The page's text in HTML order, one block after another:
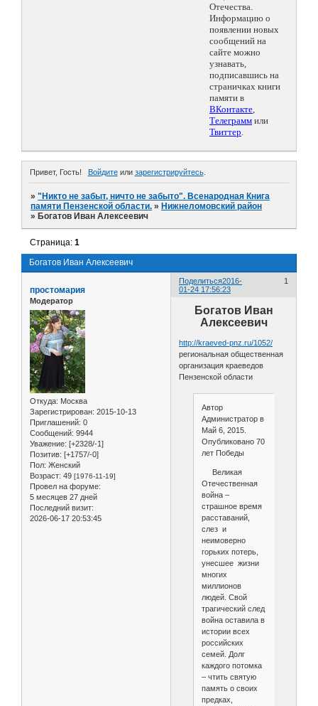
Отечества.
Информацию о
появлении новых
сообщений на
сайте можно
узнавать,
подписавшись на
страничках книги
памяти в
ВКонтакте,
Телеграмм или
Твиттер.
Привет, Гость! Войдитеили зарегистрируйтесь.
»"Никто не забыт, ничто не забыто". Всенародная Книга
памяти Пензенской области. » Нижнеломовский район
» Богатов Иван Алексеевич
Богатов Иван Алексеевич
Страница:1
Поделиться 1
2016-
01-24 17:56:23
простомария
Модератор
Откуда: Москва
Зарегистрирован: 2015-10-13
Приглашений: 0
Сообщений: 9944
Уважение: [+2328/-1]
Позитив: [+1757/-0]
Пол: Женский
Возраст: 49 [1976-11-19]
Провел на форуме:
5 месяцев 27 дней
Последний визит:
2026-06-17 20:53:45
Богатов Иван
Алексеевич
http://kraeved-pnz.ru/1052/
региональная общественная
организация краеведов
Пензенской области
Автор
Администратор в
Май 6, 2015.
Опубликовано 70
лет Победы
Великая
Отечественная
война –
страшное время
расставаний,
слез и
неимоверно
горьких потерь,
унесшее жизни
многих
миллионов
людей. Свой
трагический след
война оставила в
истории всех
российских
семей. Долг
каждого потомка
– чтить святую
память о своих
предках,